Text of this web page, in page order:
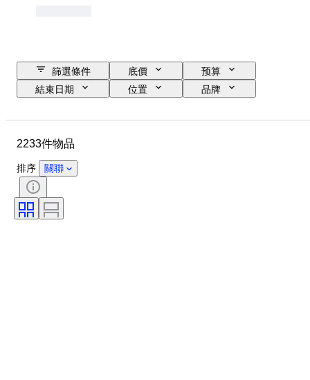
篩選條件 底價
预算
結束日期
位置
品牌
簽名
時代
藝術家
創作者
2233件物品
排序 關聯